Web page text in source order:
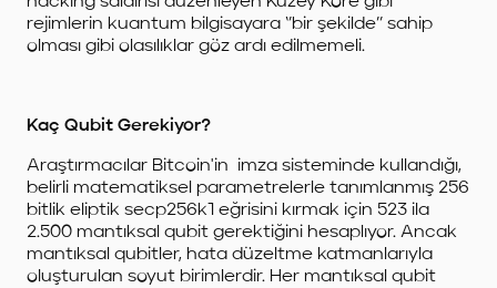
rejimlerin kuantum bilgisayara ‘’bir şekilde’’ sahip
olması gibi olasılıklar göz ardı edilmemeli.
Kaç Qubit Gerekiyor?
Araştırmacılar Bitcoin'in imza sisteminde kullandığı,
belirli matematiksel parametrelerle tanımlanmış 256
bitlik eliptik secp256k1 eğrisini kırmak için 523 ila
2.500 mantıksal qubit gerektiğini hesaplıyor. Ancak
mantıksal qubitler, hata düzeltme katmanlarıyla
oluşturulan soyut birimlerdir. Her mantıksal qubit